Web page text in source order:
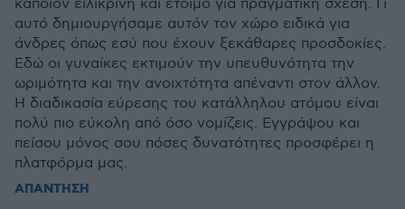
κάποιον ειλικρινή και έτοιμο για πραγματική σχέση. Γι
αυτό δημιουργήσαμε αυτόν τον χώρο ειδικά για
άνδρες όπως εσύ που έχουν ξεκάθαρες προσδοκίες.
Εδώ οι γυναίκες εκτιμούν την υπευθυνότητα την
ωριμότητα και την ανοιχτότητα απέναντι στον άλλον.
Η διαδικασία εύρεσης του κατάλληλου ατόμου είναι
πολύ πιο εύκολη από όσο νομίζεις. Εγγράψου και
πείσου μόνος σου πόσες δυνατότητες προσφέρει η
πλατφόρμα μας.
ΑΠΑΝΤΗΣΗ